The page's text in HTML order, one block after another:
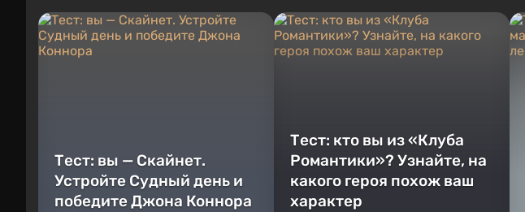
Тест: вы — Скайнет.
Устройте Судный день и
победите Джона Коннора
Тест: кто вы из «Клуба
Романтики»? Узнайте, на
какого героя похож ваш
характер